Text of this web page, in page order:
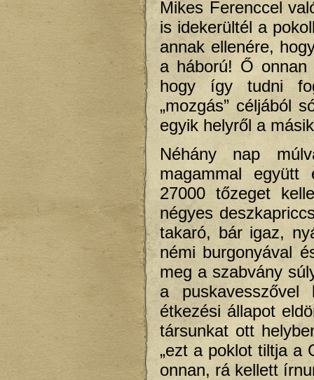
Mikes Ferenccel
is idekerültél a
annak ellenére,
a háború! Ő
hogy így tudni
„mozgás” céljából
egyik helyről a
Néhány nap
magammal együtt
27000 tőzeget
négyes
takaró, bár igaz,
némi burgonyával
meg a szabvány
a puskavesszővel
étkezési állapot
társunkat ott
„ezt a poklot tiltja a
onnan, rá kellett